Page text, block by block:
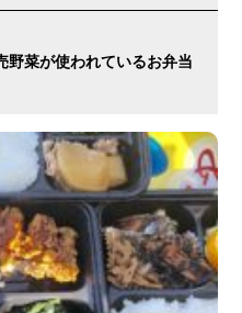
野菜が使われているお弁当